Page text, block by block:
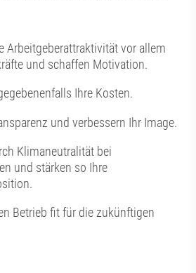
Arbeitgeberattraktivität vor allem
und schaffen Motivation.
Ihre Kosten.
und verbessern Ihr Image.
Klimaneutralität bei
und stärken so Ihre
Betrieb fit für die zukünftigen